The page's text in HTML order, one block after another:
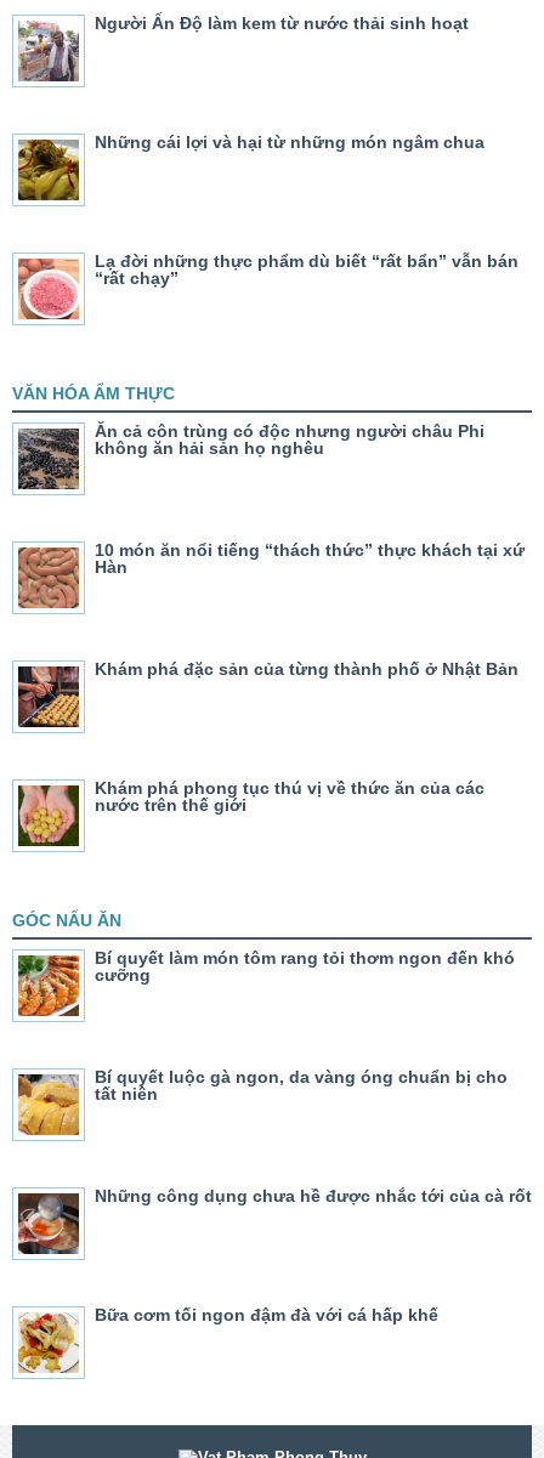
Người Ấn Độ làm kem từ nước thải sinh hoạt
Những cái lợi và hại từ những món ngâm chua
Lạ đời những thực phẩm dù biết “rất bẩn” vẫn bán
“rất chạy”
VĂN HÓA ẨM THỰC
Ăn cả côn trùng có độc nhưng người châu Phi
không ăn hải sản họ nghêu
10 món ăn nổi tiếng “thách thức” thực khách tại xứ
Hàn
Khám phá đặc sản của từng thành phố ở Nhật Bản
Khám phá phong tục thú vị về thức ăn của các
nước trên thế giới
GÓC NẤU ĂN
Bí quyết làm món tôm rang tỏi thơm ngon đến khó
cưỡng
Bí quyết luộc gà ngon, da vàng óng chuẩn bị cho
tất niên
Những công dụng chưa hề được nhắc tới của cà rốt
Bữa cơm tối ngon đậm đà với cá hấp khế